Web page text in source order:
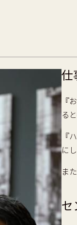
仕
『
る
『
に
ま
セ